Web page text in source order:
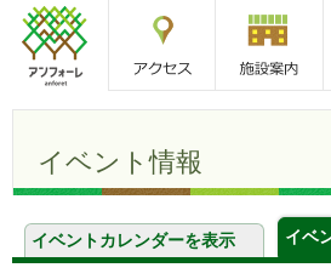
アンフォーレ 施設案内
イベント情報
イベントカレンダーを表示 イベ